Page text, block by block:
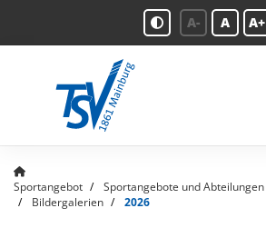
A- A A+
Sportangebot Sportangebote und Abteilungen
Bildergalerien
2026